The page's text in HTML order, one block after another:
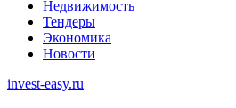
Недвижимость
Тендеры
Экономика
Новости
invest-easy.ru